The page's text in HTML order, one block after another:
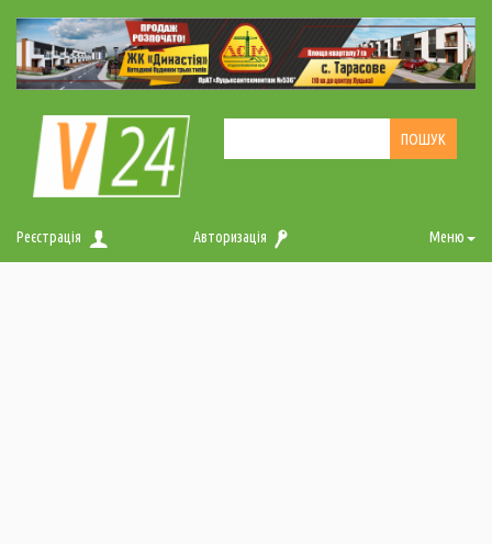
Реєстрація Авторизація Меню